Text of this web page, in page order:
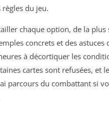
du jeu.
chaque option, de la plus
concrets et des astuces
à décortiquer les
cartes sont refusées, et le
parcours du combattant si